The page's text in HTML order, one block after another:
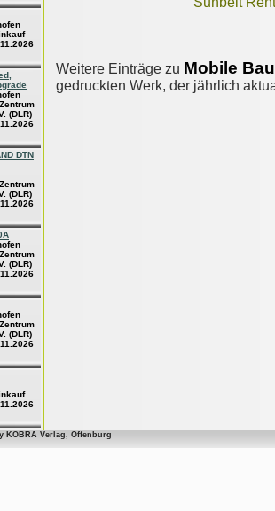
(DLR)
DTN
(DLR)
(DLR)
(DLR)
Weitere Einträge zu Mobile
gedruckten Werk, der jährlich
KOBRA Verlag, Offenburg